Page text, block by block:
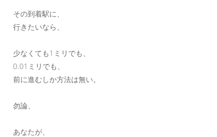
その到着駅に、
行きたいなら、
少なくても1ミリでも、
0.01ミリでも、
前に進むしか方法は無い。
勿論、
あなたが、